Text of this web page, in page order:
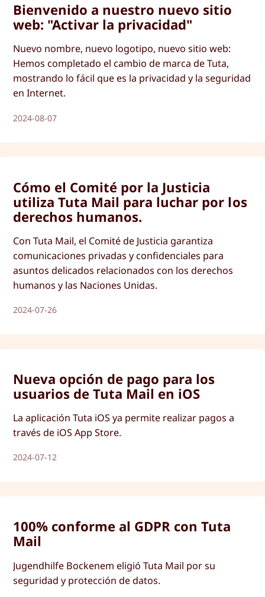
Bienvenido a nuestro nuevo sitio
web: "Activar la privacidad"
Nuevo nombre, nuevo logotipo, nuevo sitio web:
Hemos completado el cambio de marca de Tuta,
mostrando lo fácil que es la privacidad y la seguridad
en Internet.
2024-08-07
Cómo el Comité por la Justicia
utiliza Tuta Mail para luchar por los
derechos humanos.
Con Tuta Mail, el Comité de Justicia garantiza
comunicaciones privadas y confidenciales para
asuntos delicados relacionados con los derechos
humanos y las Naciones Unidas.
2024-07-26
Nueva opción de pago para los
usuarios de Tuta Mail en iOS
La aplicación Tuta iOS ya permite realizar pagos a
través de iOS App Store.
2024-07-12
100% conforme al GDPR con Tuta
Mail
Jugendhilfe Bockenem eligió Tuta Mail por su
seguridad y protección de datos.